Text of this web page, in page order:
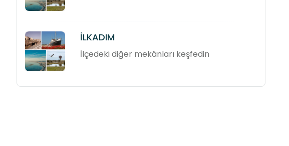
İLKADIM
İlçedeki diğer mekânları keşfedin